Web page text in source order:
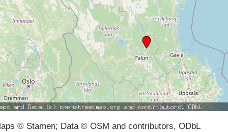
© Stamen; Data © OSM and contributors, ODbL